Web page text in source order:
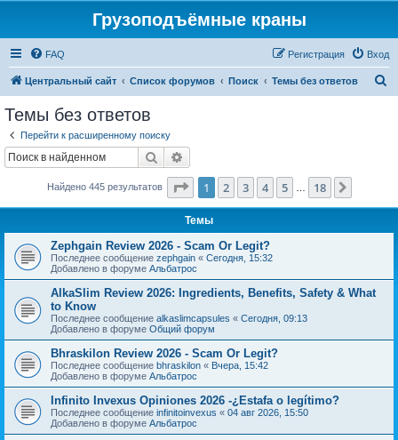
Грузоподъёмные краны
FAQ Вход
Регистрация
Центральный сайт Список форумов Поиск Темы без ответов
Темы без ответов
Перейти к расширенному поиску
Поиск
Найдено 445 результатов Страница из 18
1 2 3 4 5 18
Темы
Zephgain Review 2026 - Scam Or Legit?
Последнее сообщение zephgain « Сегодня, 15:32
Добавлено в форуме Альбатрос
AlkaSlim Review 2026: Ingredients, Benefits, Safety & What
to Know
Последнее сообщение alkaslimcapsules « Сегодня, 09:13
Добавлено в форуме Общий форум
Bhraskilon Review 2026 - Scam Or Legit?
Последнее сообщение bhraskilon « Вчера, 15:42
Добавлено в форуме Альбатрос
Infinito Invexus Opiniones 2026 -¿Estafa o legítimo?
Последнее сообщение infinitoinvexus « 04 авг 2026, 15:50
Добавлено в форуме Альбатрос